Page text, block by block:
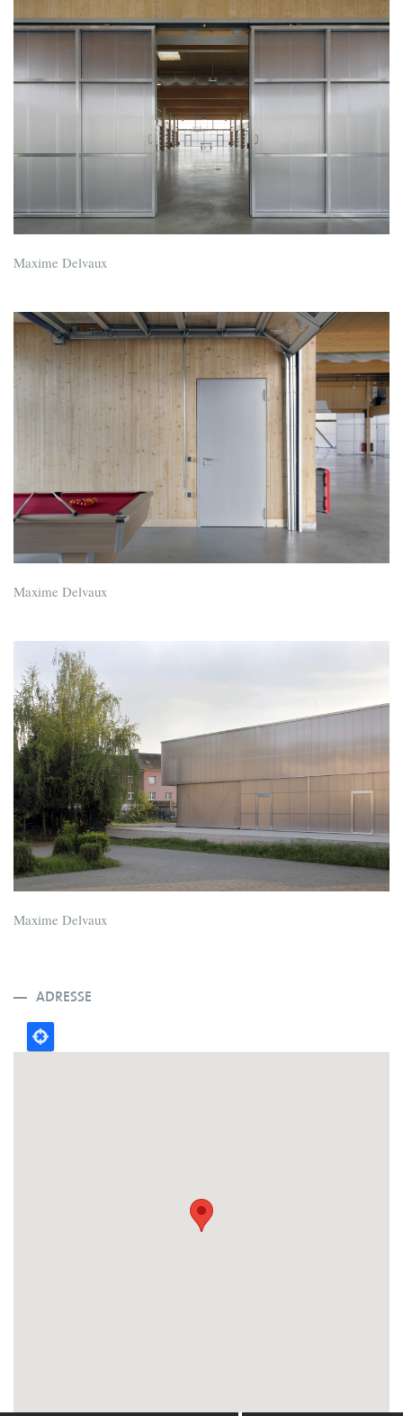
Maxime Delvaux
Maxime Delvaux
Maxime Delvaux
ADRESSE